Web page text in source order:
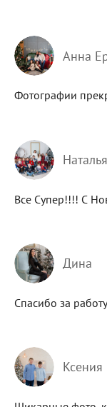
Анна
Фотографии
Наталья
Все Супер!!!! С
Дина
Спасибо за работу
Ксения